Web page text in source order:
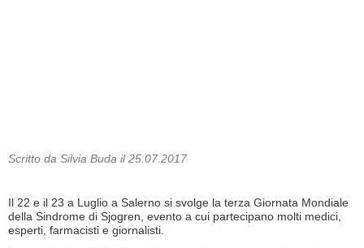
Scritto da Silvia Buda il 25.07.2017
Il 22 e il 23 a Luglio a Salerno si svolge la terza Giornata Mondiale
della Sindrome di Sjogren, evento a cui partecipano molti medici,
esperti, farmacisti e giornalisti.